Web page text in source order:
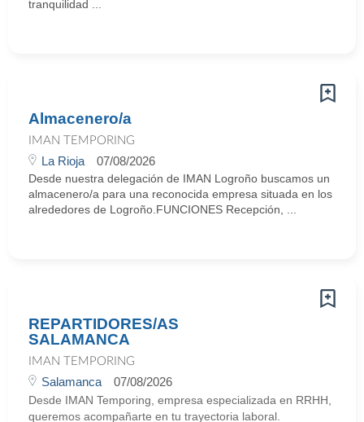
tranquilidad ...
Almacenero/a
IMAN TEMPORING
La Rioja 07/08/2026
Desde nuestra delegación de IMAN Logroño buscamos un
almacenero/a para una reconocida empresa situada en los
alrededores de Logroño.FUNCIONES Recepción, ...
REPARTIDORES/AS
SALAMANCA
IMAN TEMPORING
Salamanca 07/08/2026
Desde IMAN Temporing, empresa especializada en RRHH,
queremos acompañarte en tu trayectoria laboral.